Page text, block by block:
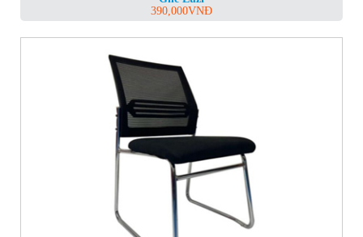
390,000VNĐ